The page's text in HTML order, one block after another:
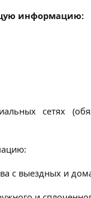
информацию:
сетях
с выездных и